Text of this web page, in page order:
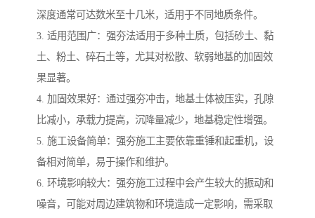
深度通常可达数米至十几米，适用于不同地质条件。
3. 适用范围广：强夯法适用于多种土质，包括砂土、黏
土、粉土、碎石土等，尤其对松散、软弱地基的加固效
果显著。
4. 加固效果好：通过强夯冲击，地基土体被压实，孔隙
比减小，承载力提高，沉降量减少，地基稳定性增强。
5. 施工设备简单：强夯施工主要依靠重锤和起重机，设
备相对简单，易于操作和维护。
6. 环境影响较大：强夯施工过程中会产生较大的振动和
噪音，可能对周边建筑物和环境造成一定影响，需采取